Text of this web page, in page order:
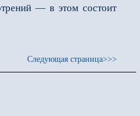
— в этом состоит
Следующая страница>>>